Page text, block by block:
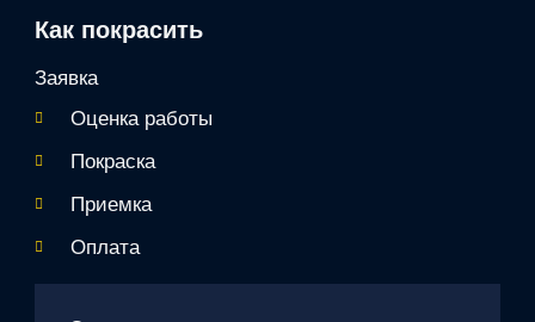
Как покрасить
Заявка
Оценка работы
Покраска
Приемка
Оплата